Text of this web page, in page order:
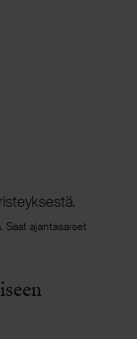
ajantasaiset